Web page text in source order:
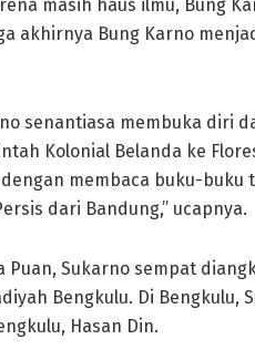
masih haus ilmu, Bung
akhirnya Bung Karno
senantiasa membuka diri
Kolonial Belanda ke
membaca buku-buku
dari Bandung,” ucapnya.
Sukarno sempat
Bengkulu. Di Bengkulu,
Hasan Din.